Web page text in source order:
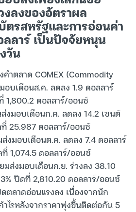
งลงของอัตราผล
รสหรัฐและการอ่อนค่า
ลาร์ เป็นปัจจัยหนุน
วัน
ำตลาด COMEX (Commodity
อบเดือนส.ค. ลดลง 1.9 ดอลลาร์
1,800.2 ดอลลาร์/ออนซ์
งมอบเดือนก.ค. ลดลง 14.2 เซนต์
25.987 ดอลลาร์/ออนซ์
มอบเดือนต.ค. ลดลง 7.4 ดอลลาร์
1,074.5 ดอลลาร์/ออนซ์
ส่งมอบเดือนก.ย. ร่วงลง 38.10
ปิดที่ 2,810.20 ดอลลาร์/ออนซ์
ลาดอ่อนแรงลง เนื่องจากนัก
ำไรหลังจากราคาพุ่งขึ้นติดต่อกัน 5